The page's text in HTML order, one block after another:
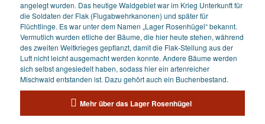
angelegt wurden. Das heutige Waldgebiet war im Krieg Unterkunft für
die Soldaten der Flak (Flugabwehrkanonen) und später für
Flüchtlinge. Es war unter dem Namen „Lager Rosenhügel“ bekannt.
Vermutlich wurden etliche der Bäume, die hier heute stehen, während
des zweiten Weltkrieges gepflanzt, damit die Flak-Stellung aus der
Luft nicht leicht ausgemacht werden konnte. Andere Bäume werden
sich selbst angesiedelt haben, sodass hier ein artenreicher
Mischwald entstanden ist. Dazu gehört auch ein Buchenbestand.
Mehr über das Lager Rosenhügel